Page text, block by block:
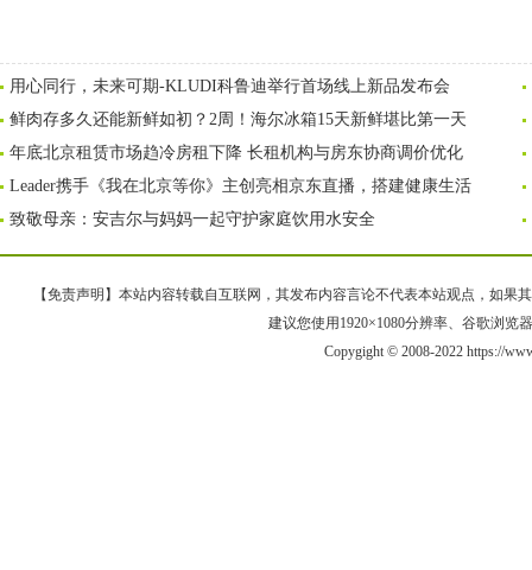
用心同行，未来可期-KLUDI科鲁迪举行首场线上新品发布会
鲜肉存多久还能新鲜如初？2周！海尔冰箱15天新鲜堪比第一天
年底北京租赁市场趋冷房租下降 长租机构与房东协商调价优化
Leader携手《我在北京等你》主创亮相京东直播，搭建健康生活
致敬母亲：安吉尔与妈妈一起守护家庭饮用水安全
【免责声明】本站内容转载自互联网，其发布内容言论不代表本站观点，如果
建议您使用1920×1080分辨率、谷歌浏览
Copygight © 2008-2022 https://